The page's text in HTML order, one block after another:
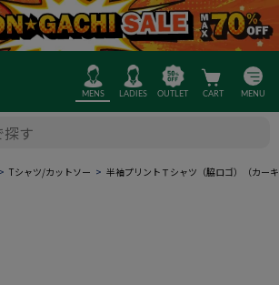
MENS LADIES OUTLET CART MENU
Tシャツ/カットソー 半袖プリントＴシャツ（脇ロゴ）（カー